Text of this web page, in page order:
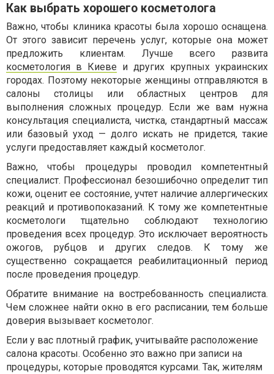
Как выбрать хорошего косметолога
Важно, чтобы клиника красоты была хорошо оснащена.
От этого зависит перечень услуг, которые она может
предложить клиентам. Лучше всего развита
косметология в Киеве и других крупных украинских
городах. Поэтому некоторые женщины отправляются в
салоны столицы или областных центров для
выполнения сложных процедур. Если же вам нужна
консультация специалиста, чистка, стандартный массаж
или базовый уход — долго искать не придется, такие
услуги предоставляет каждый косметолог.
Важно, чтобы процедуры проводил компетентный
специалист. Профессионал безошибочно определит тип
кожи, оценит ее состояние, учтет наличие аллергических
реакций и противопоказаний. К тому же компетентные
косметологи тщательно соблюдают технологию
проведения всех процедур. Это исключает вероятность
ожогов, рубцов и других следов. К тому же
существенно сокращается реабилитационный период
после проведения процедур.
Обратите внимание на востребованность специалиста.
Чем сложнее найти окно в его расписании, тем больше
доверия вызывает косметолог.
Если у вас плотный график, учитывайте расположение
салона красоты. Особенно это важно при записи на
процедуры, которые проводятся курсами. Так, жителям